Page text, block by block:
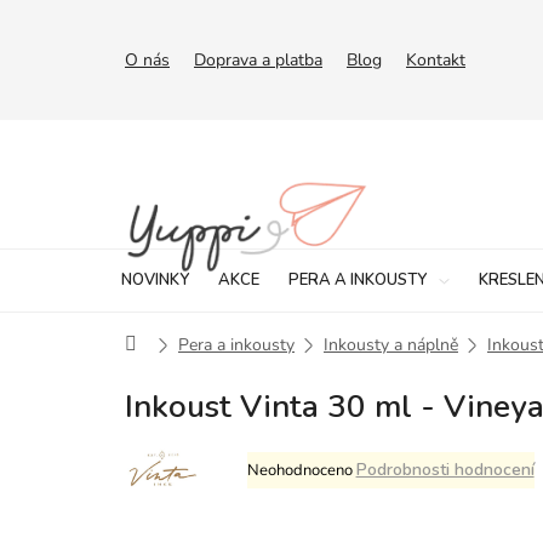
O nás Doprava a platba Blog Kontakt
NOVINKY AKCE PERA A INKOUSTY
DomůPera a inkousty Inkousty a náplně
Inkoust Vinta 30 ml -
Průměrné
hodnocení
NeohodnocenoPodrobnosti hodnocení